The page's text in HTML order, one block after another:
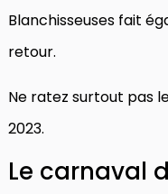
Blanchisseuses fait
retour.
Ne ratez surtout pas
2023.
Le carnaval